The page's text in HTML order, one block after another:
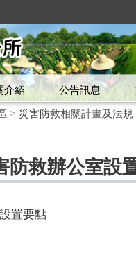
介紹 公告訊息
> 災害防救相關計畫及法規
防救辦公室設
置要點